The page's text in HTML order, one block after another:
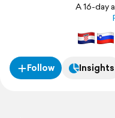
A 16-day
Follow Insights